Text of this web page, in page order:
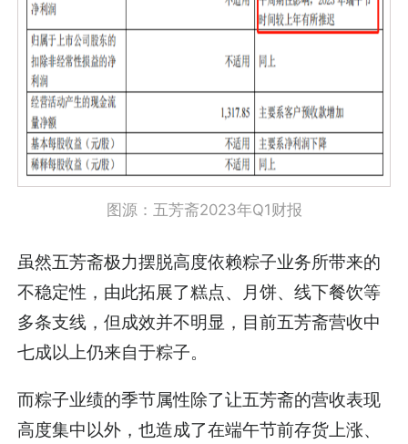
图源：五芳斋2023年Q1财报
虽然五芳斋极力摆脱高度依赖粽子业务所带来的
不稳定性，由此拓展了糕点、月饼、线下餐饮等
多条支线，但成效并不明显，目前五芳斋营收中
七成以上仍来自于粽子。
而粽子业绩的季节属性除了让五芳斋的营收表现
高度集中以外，也造成了在端午节前存货上涨、